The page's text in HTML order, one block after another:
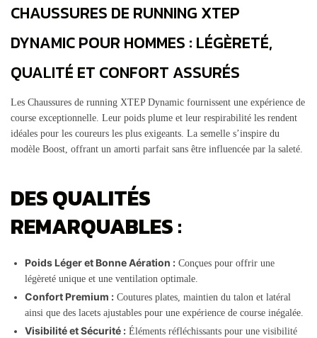
CHAUSSURES DE RUNNING XTEP
DYNAMIC POUR HOMMES : LÉGÈRETÉ,
QUALITÉ ET CONFORT ASSURÉS
Les Chaussures de running XTEP Dynamic fournissent une expérience de
course exceptionnelle. Leur poids plume et leur respirabilité les rendent
idéales pour les coureurs les plus exigeants. La semelle s’inspire du
modèle Boost, offrant un amorti parfait sans être influencée par la saleté.
DES QUALITÉS
REMARQUABLES :
Poids Léger et Bonne Aération : Conçues pour offrir une
légèreté unique et une ventilation optimale.
Confort Premium : Coutures plates, maintien du talon et latéral
ainsi que des lacets ajustables pour une expérience de course inégalée.
Visibilité et Sécurité : Éléments réfléchissants pour une visibilité